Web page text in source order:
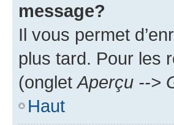
message?
Il vous permet
plus tard. Pour les
(ongletAperçu -->
Haut